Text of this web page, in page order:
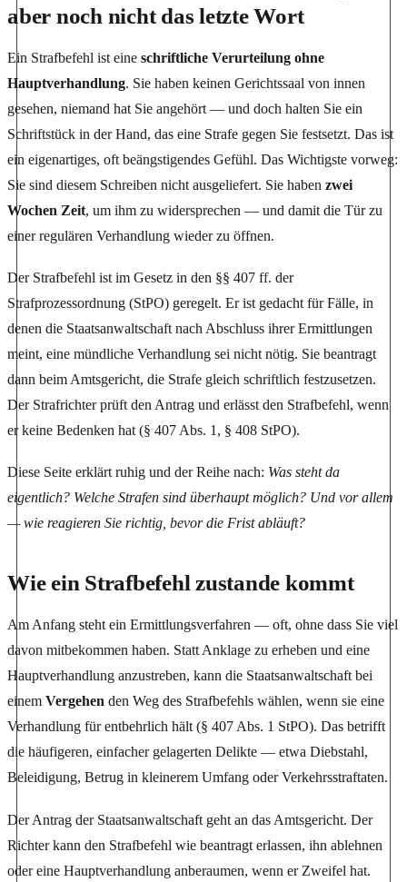
aber noch nicht das letzte Wort
Ein Strafbefehl ist eine schriftliche Verurteilung ohne
Hauptverhandlung. Sie haben keinen Gerichtssaal von innen
gesehen, niemand hat Sie angehört — und doch halten Sie ein
Schriftstück in der Hand, das eine Strafe gegen Sie festsetzt. Das ist
ein eigenartiges, oft beängstigendes Gefühl. Das Wichtigste vorweg:
Sie sind diesem Schreiben nicht ausgeliefert. Sie haben zwei
Wochen Zeit, um ihm zu widersprechen — und damit die Tür zu
einer regulären Verhandlung wieder zu öffnen.
Der Strafbefehl ist im Gesetz in den §§ 407 ff. der
Strafprozessordnung (StPO) geregelt. Er ist gedacht für Fälle, in
denen die Staatsanwaltschaft nach Abschluss ihrer Ermittlungen
meint, eine mündliche Verhandlung sei nicht nötig. Sie beantragt
dann beim Amtsgericht, die Strafe gleich schriftlich festzusetzen.
Der Strafrichter prüft den Antrag und erlässt den Strafbefehl, wenn
er keine Bedenken hat (§ 407 Abs. 1, § 408 StPO).
Diese Seite erklärt ruhig und der Reihe nach: Was steht da
eigentlich? Welche Strafen sind überhaupt möglich? Und vor allem
— wie reagieren Sie richtig, bevor die Frist abläuft?
Wie ein Strafbefehl zustande kommt
Am Anfang steht ein Ermittlungsverfahren — oft, ohne dass Sie viel
davon mitbekommen haben. Statt Anklage zu erheben und eine
Hauptverhandlung anzustreben, kann die Staatsanwaltschaft bei
einem Vergehen den Weg des Strafbefehls wählen, wenn sie eine
Verhandlung für entbehrlich hält (§ 407 Abs. 1 StPO). Das betrifft
die häufigeren, einfacher gelagerten Delikte — etwa Diebstahl,
Beleidigung, Betrug in kleinerem Umfang oder Verkehrsstraftaten.
Der Antrag der Staatsanwaltschaft geht an das Amtsgericht. Der
Richter kann den Strafbefehl wie beantragt erlassen, ihn ablehnen
oder eine Hauptverhandlung anberaumen, wenn er Zweifel hat.